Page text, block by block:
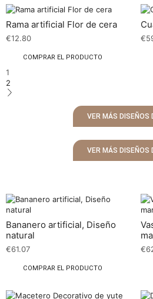
Rama artificial Flor de cera
€12.80
COMPRAR EL PRODUCTO
€
1
2
VER MÁS DISEÑOS
VER MÁS DISEÑOS
Bananero artificial, Diseño
natural
€61.07
COMPRAR EL PRODUCTO
€